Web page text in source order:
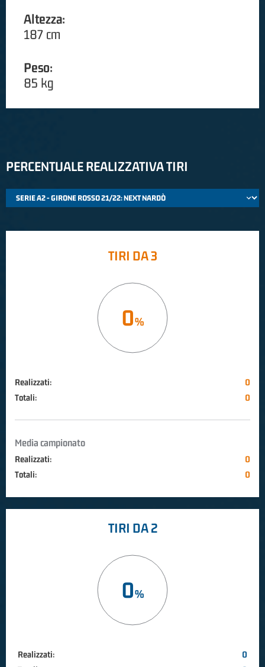
Altezza:
187 cm
Peso:
85 kg
PERCENTUALE REALIZZATIVA TIRI
TIRI DA 3
0
Realizzati:
0
Totali:
0
Media campionato
Realizzati:
0
Totali:
0
TIRI DA 2
0
Realizzati:
0